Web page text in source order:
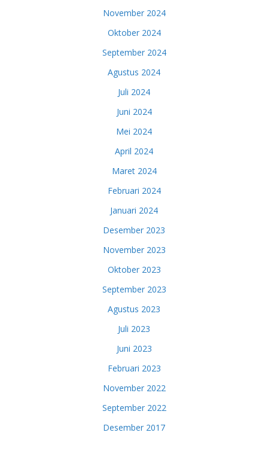
November 2024
Oktober 2024
September 2024
Agustus 2024
Juli 2024
Juni 2024
Mei 2024
April 2024
Maret 2024
Februari 2024
Januari 2024
Desember 2023
November 2023
Oktober 2023
September 2023
Agustus 2023
Juli 2023
Juni 2023
Februari 2023
November 2022
September 2022
Desember 2017